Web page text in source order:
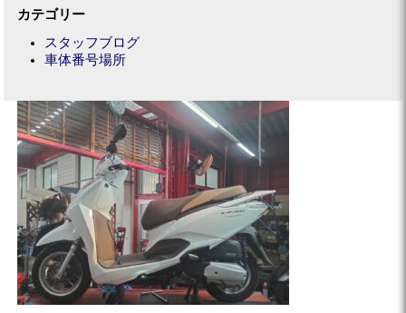
カテゴリー
スタッフブログ
車体番号場所